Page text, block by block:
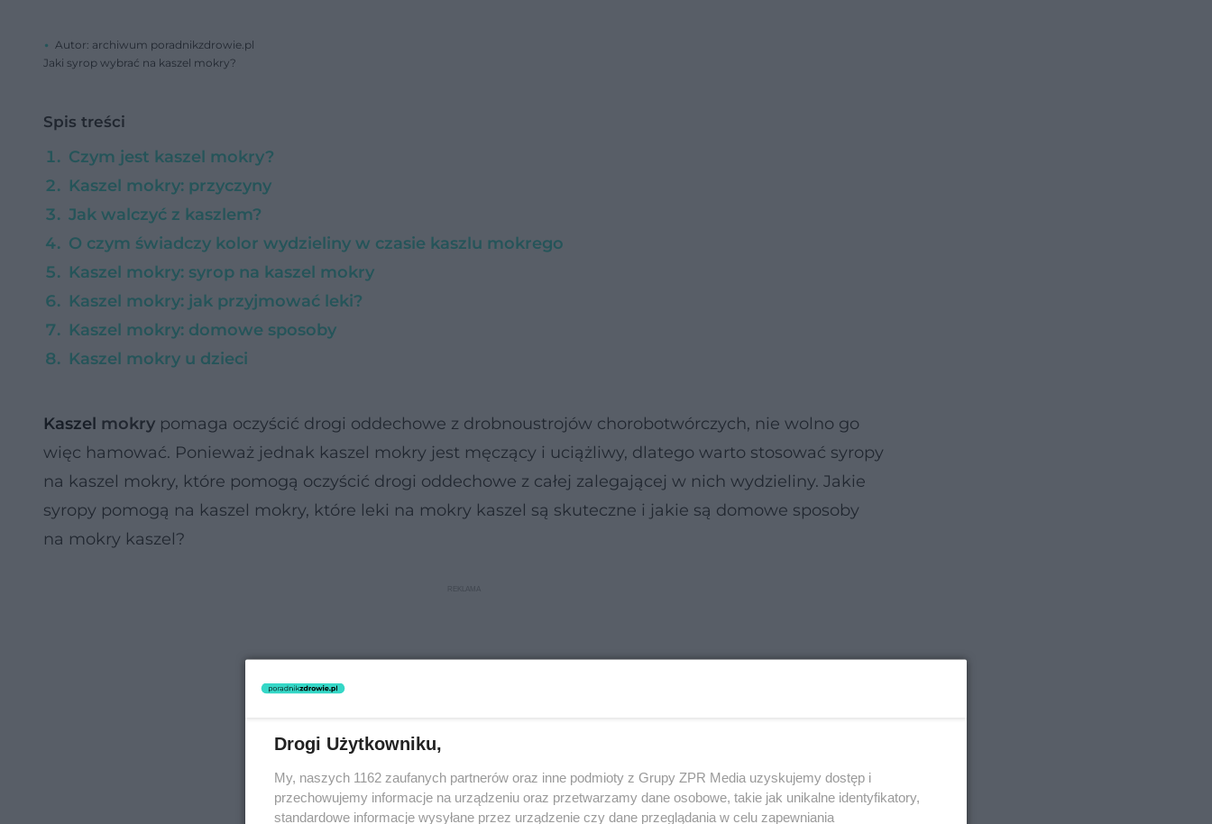
Autor: archiwum poradnikzdrowie.pl
Jaki syrop wybrać na kaszel mokry?
Spis treści
Czym jest kaszel mokry?
Kaszel mokry: przyczyny
Jak walczyć z kaszlem?
O czym świadczy kolor wydzieliny w czasie kaszlu mokrego
Kaszel mokry: syrop na kaszel mokry
Kaszel mokry: jak przyjmować leki?
Kaszel mokry: domowe sposoby
Kaszel mokry u dzieci
Kaszel mokry pomaga oczyścić drogi oddechowe z drobnoustrojów chorobotwórczych, nie wolno go
więc hamować. Ponieważ jednak kaszel mokry jest męczący i uciążliwy, dlatego warto stosować syropy
na kaszel mokry, które pomogą oczyścić drogi oddechowe z całej zalegającej w nich wydzieliny. Jakie
syropy pomogą na kaszel mokry, które leki na mokry kaszel są skuteczne i jakie są domowe sposoby
na mokry kaszel?
Drogi Użytkowniku,
My, naszych 1162 zaufanych partnerów oraz inne podmioty z Grupy ZPR Media uzyskujemy dostęp i
przechowujemy informacje na urządzeniu oraz przetwarzamy dane osobowe, takie jak unikalne identyfikatory,
standardowe informacje wysyłane przez urządzenie czy dane przeglądania w celu zapewniania